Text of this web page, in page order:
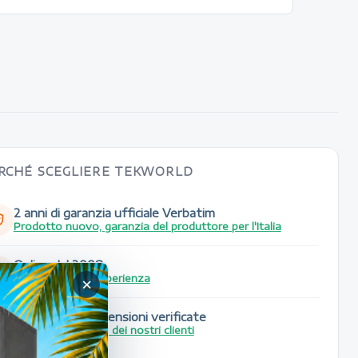
SCEGLIERE TEKWORLD
2 anni di garanzia ufficiale Verbatim
Prodotto nuovo, garanzia del produttore per l'Italia
Online dal 2008
Oltre 15 anni di esperienza
Oltre 20.000 recensioni verificate
Leggi le recensioni dei nostri clienti
×